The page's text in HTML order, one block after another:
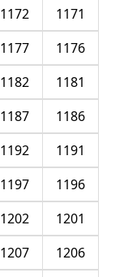
1171
1172
1176
1177
1181
1182
1186
1187
1191
1192
1196
1197
1201
1202
1206
1207